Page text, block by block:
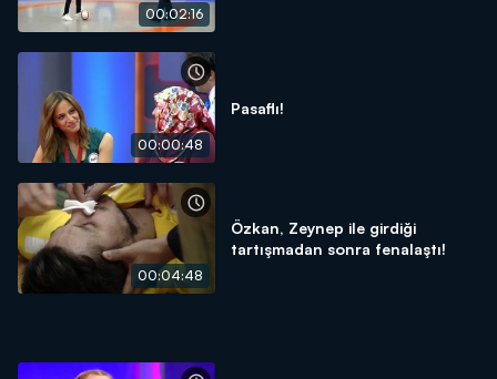
00:02:16
00:00:48
Pasaflı!
00:04:48
Özkan, Zeynep ile girdiği
tartışmadan sonra fenalaştı!